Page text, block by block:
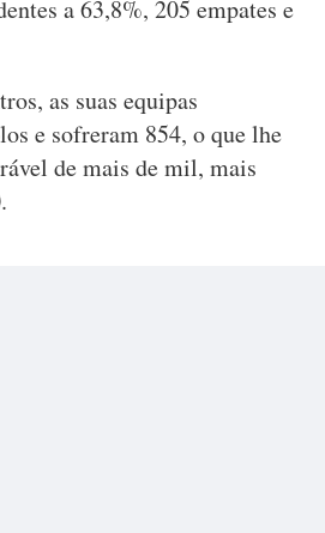
a 63,8%, 205 empates e
as suas equipas
e sofreram 854, o que lhe
de mais de mil, mais